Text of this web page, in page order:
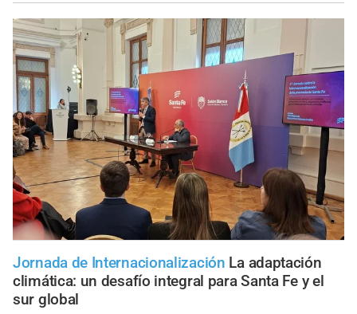
Jornada de Internacionalización La adaptación
climática: un desafío integral para Santa Fe y el
sur global